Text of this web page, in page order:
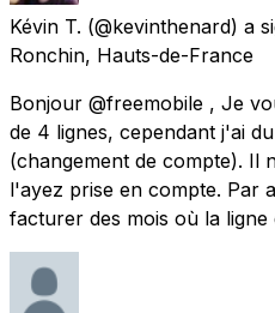
Kévin T. (@kevinthenard) a
Ronchin, Hauts-de-France
Bonjour @freemobile , Je
de 4 lignes, cependant j'ai
(changement de compte). Il
l'ayez prise en compte. Par
facturer des mois où la ligne